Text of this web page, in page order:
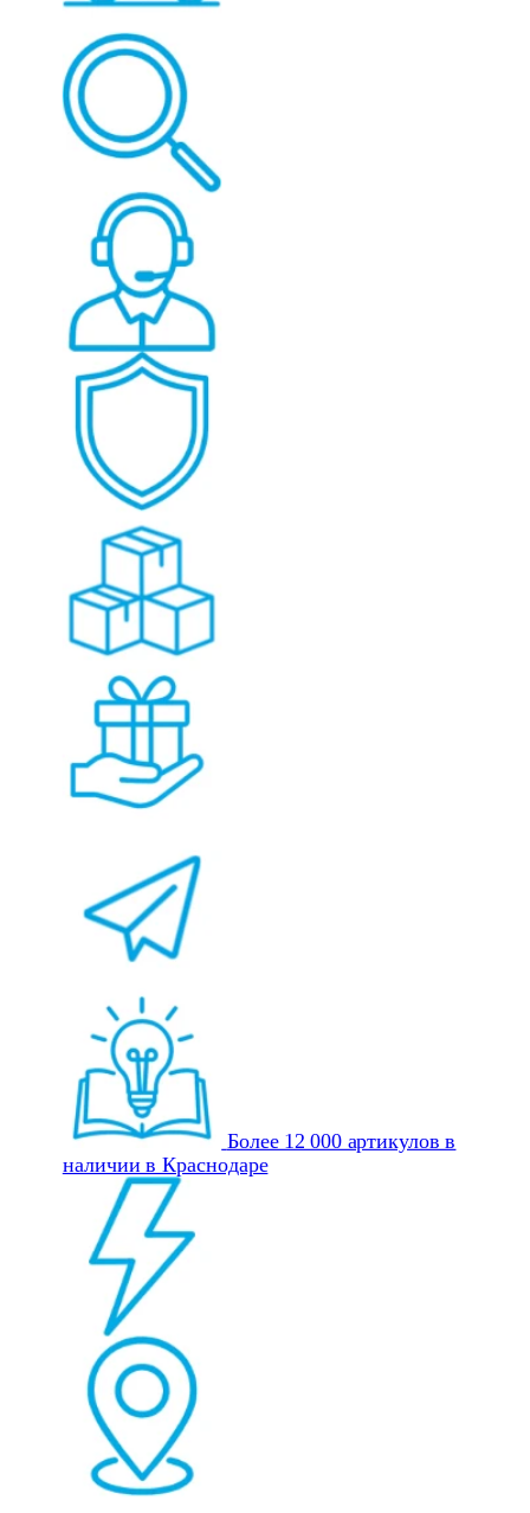
Более 12 000 артикулов в
наличии в Краснодаре